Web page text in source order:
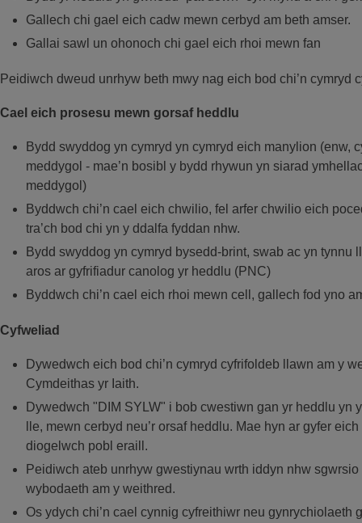
Gallech chi gael eich cadw mewn cerbyd am beth amser.
Gallai sawl un ohonoch chi gael eich rhoi mewn fan
Peidiwch dweud unrhyw beth mwy nag eich bod chi’n cymryd
Cael eich prosesu mewn gorsaf heddlu
Bydd swyddog yn cymryd yn cymryd eich manylion (enw,
meddygol - mae’n bosibl y bydd rhywun yn siarad
meddygol)
Byddwch chi’n cael eich chwilio, fel arfer chwilio eich
tra’ch bod chi yn y ddalfa fyddan nhw.
Bydd swyddog yn cymryd bysedd-brint, swab ac yn tynnu
aros ar gyfrifiadur canolog yr heddlu (PNC)
Byddwch chi’n cael eich rhoi mewn cell, gallech fod yno
Cyfweliad
Dywedwch eich bod chi’n cymryd cyfrifoldeb llawn am y
Cymdeithas yr Iaith.
Dywedwch "DIM SYLW" i bob cwestiwn gan yr heddlu yn
lle, mewn cerbyd neu’r orsaf heddlu. Mae hyn ar gyfer
diogelwch pobl eraill.
Peidiwch ateb unrhyw gwestiynau wrth iddyn nhw sgwrsio
wybodaeth am y weithred.
Os ydych chi’n cael cynnig cyfreithiwr neu gynrychiolaeth